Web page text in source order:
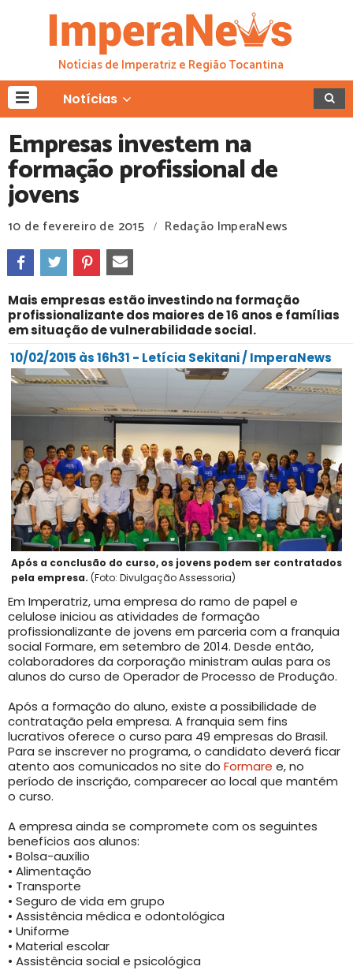
Notícias de Imperatriz e Região Tocantina
Notícias
Empresas investem na
formação profissional de
jovens
10 de fevereiro de 2015 / Redação ImperaNews
Mais empresas estão investindo na formação
profissionalizante dos maiores de 16 anos e famílias
em situação de vulnerabilidade social.
10/02/2015 às 16h31 - Letícia Sekitani / ImperaNews
Após a conclusão do curso, os jovens podem ser contratados
pela empresa. (Foto: Divulgação Assessoria)
Em Imperatriz, uma empresa do ramo de papel e
celulose iniciou as atividades de formação
profissionalizante de jovens em parceria com a franquia
social Formare, em setembro de 2014. Desde então,
colaboradores da corporação ministram aulas para os
alunos do curso de Operador de Processo de Produção.
Após a formação do aluno, existe a possibilidade de
contratação pela empresa. A franquia sem fins
lucrativos oferece o curso para 49 empresas do Brasil.
Para se inscrever no programa, o candidato deverá ficar
atento aos comunicados no site do Formare e, no
período de inscrição, comparecer ao local que mantém
o curso.
A empresa ainda se compromete com os seguintes
benefícios aos alunos:
• Bolsa-auxílio
• Alimentação
• Transporte
• Seguro de vida em grupo
• Assistência médica e odontológica
• Uniforme
• Material escolar
• Assistência social e psicológica